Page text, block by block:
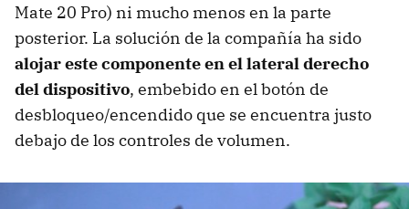
Mate 20 Pro) ni mucho menos en la parte
posterior. La solución de la compañía ha sido
alojar este componente en el lateral derecho
del dispositivo, embebido en el botón de
desbloqueo/encendido que se encuentra justo
debajo de los controles de volumen.